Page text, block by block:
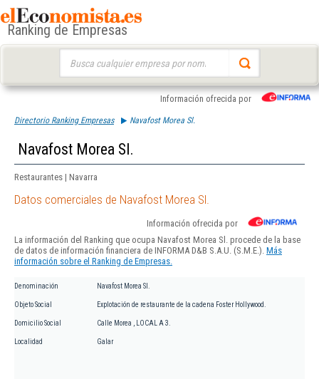
Ranking de Empresas
Información ofrecida por
Directorio Ranking Empresas Navafost Morea Sl.
Navafost Morea Sl.
Restaurantes | Navarra
Datos comerciales de Navafost Morea Sl.
Información ofrecida por
La información del Ranking que ocupa Navafost Morea Sl. procede de la base
de datos de información financiera de INFORMA D&B S.A.U. (S.M.E.). Más
información sobre el Ranking de Empresas.
Denominación Navafost Morea Sl.
Objeto Social Explotación de restaurante de la cadena Foster Hollywood.
Domicilio Social Calle Morea , LOCAL A 3.
Localidad Galar